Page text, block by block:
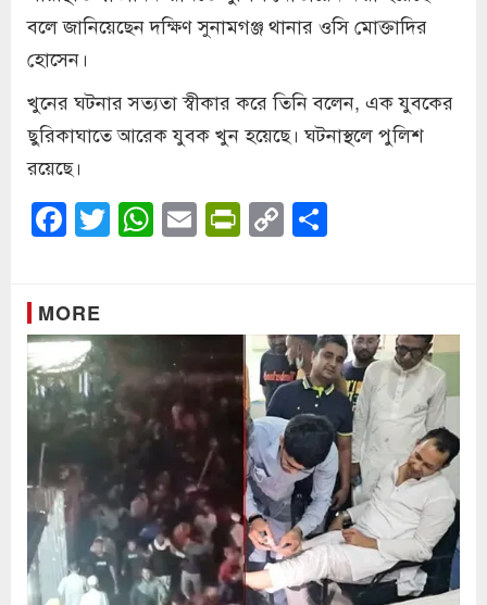
বলে জানিয়েছেন দক্ষিণ সুনামগঞ্জ থানার ওসি মোক্তাদির
হোসেন।
খুনের ঘটনার সত্যতা স্বীকার করে তিনি বলেন, এক যুবকের
ছুরিকাঘাতে আরেক যুবক খুন হয়েছে। ঘটনাস্থলে পুলিশ
রয়েছে।
Facebook
Twitter
WhatsApp
EmailPrintFriendly
Copy
Link
MORE